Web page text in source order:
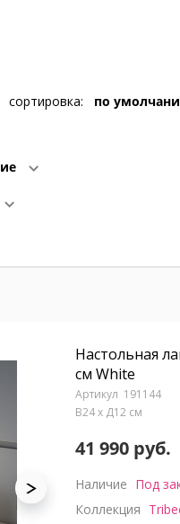
сортировка: по
Настольная
см White
191144
В24 x Д12 см
41 990 руб.
Наличие Под
Коллекция